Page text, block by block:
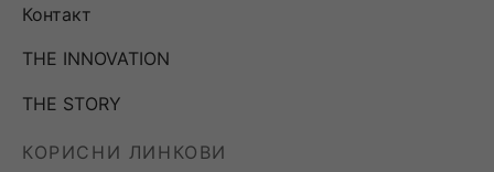
Контакт
THE INNOVATION
THE STORY
КОРИСНИ ЛИНКОВИ